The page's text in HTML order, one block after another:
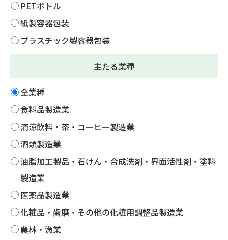
PETボトル
紙製容器包装
プラスチック製容器包装
主たる業種
全業種
食料品製造業
清涼飲料・茶・コーヒー製造業
酒類製造業
油脂加工製品・石けん・合成洗剤・界面活性剤・塗料
製造業
医薬品製造業
化粧品・歯磨・その他の化粧用調整品製造業
農林・漁業